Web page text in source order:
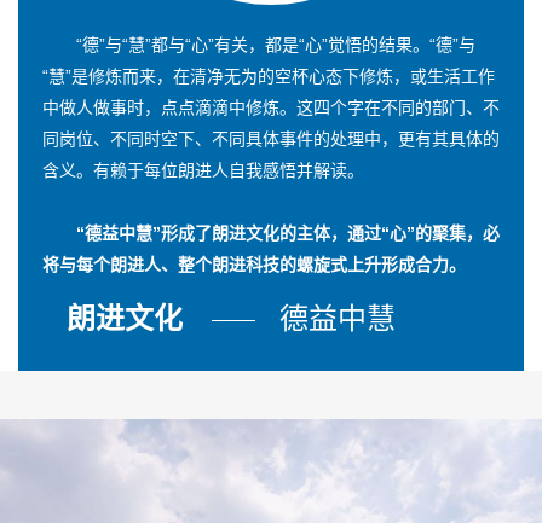
“德”与“慧”都与“心”有关，都是“心”觉悟的结果。“德”与
“慧”是修炼而来，在清净无为的空杯心态下修炼，或生活工作
中做人做事时，点点滴滴中修炼。这四个字在不同的部门、不
同岗位、不同时空下、不同具体事件的处理中，更有其具体的
含义。有赖于每位朗进人自我感悟并解读。
“德益中慧”形成了朗进文化的主体，通过“心”的聚集，必
将与每个朗进人、整个朗进科技的螺旋式上升形成合力。
朗进文化 德益中慧